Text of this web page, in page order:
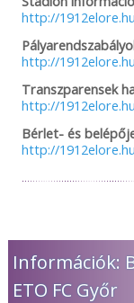
http://
http://
Transzparensek
http://
Bérlet- és
http://
Információk:
ETO FC Győr